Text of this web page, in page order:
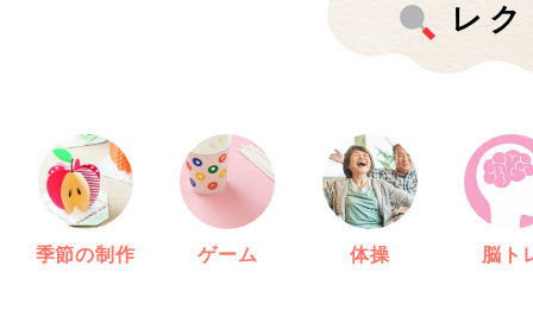
レ
季節の制作 ゲーム 体操 脳ト